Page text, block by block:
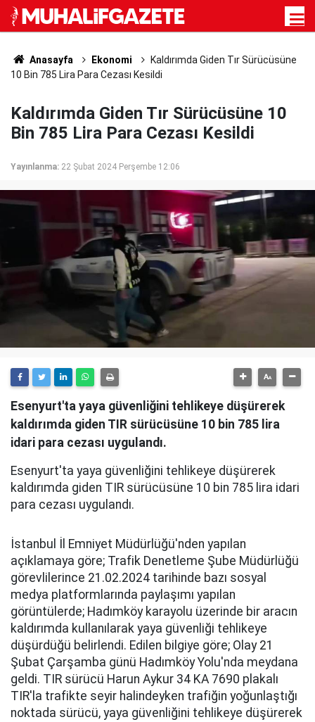
Anasayfa Ekonomi
Kaldırımda Giden Tır Sürücüsüne
10 Bin 785 Lira Para Cezası Kesildi
Kaldırımda Giden Tır Sürücüsüne 10
Bin 785 Lira Para Cezası Kesildi
Yayınlanma: 22 Şubat 2024 Perşembe 12:06
Esenyurt'ta yaya güvenliğini tehlikeye düşürerek
kaldırımda giden TIR sürücüsüne 10 bin 785 lira
idari para cezası uygulandı.
Esenyurt'ta yaya güvenliğini tehlikeye düşürerek
kaldırımda giden TIR sürücüsüne 10 bin 785 lira idari
para cezası uygulandı.
İstanbul İl Emniyet Müdürlüğü'nden yapılan
açıklamaya göre; Trafik Denetleme Şube Müdürlüğü
görevlilerince 21.02.2024 tarihinde bazı sosyal
medya platformlarında paylaşımı yapılan
görüntülerde; Hadımköy karayolu üzerinde bir aracın
kaldırımda kullanılarak yaya güvenliği tehlikeye
düşürdüğü belirlendi. Edilen bilgiye göre; Olay 21
Şubat Çarşamba günü Hadımköy Yolu'nda meydana
geldi. TIR sürücü Harun Aykur 34 KA 7690 plakalı
TIR'la trafikte seyir halindeyken trafiğin yoğunlaştığı
noktada sürücü, yaya güvenliğini tehlikeye düşürerek